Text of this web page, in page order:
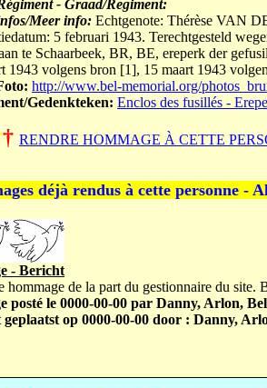
- Graad/Regiment:
Meer info: Echtgenote: Thérèse VAN
5 februari 1943. Terechtgesteld
te Schaarbeek, BR, BE, ereperk der
1943 volgens bron [1], 15 maart 1943
http://www.bel-memorial.org/
Gedenkteken: Enclos des fusillés -
† RENDRE HOMMAGE À CETTE
déjà rendus à cette personne -
- Bericht
hommage de la part du gestionnaire du site.
posté le 0000-00-00 par Danny, Arlon,
op 0000-00-00 door : Danny,